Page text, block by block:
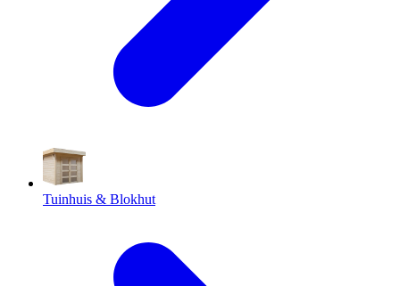
Tuinhuis & Blokhut